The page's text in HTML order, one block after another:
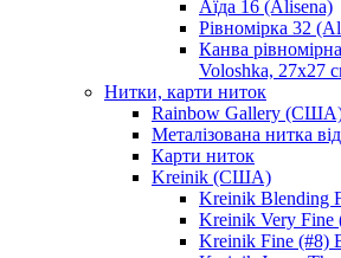
Аїда 16 (Alisena)
Рівномірка 32
Канва
Voloshka, 27х27
Нитки, карти ниток
Rainbow Gallery
Металізована нитка
Карти ниток
Kreinik (США)
Kreinik Blending
Kreinik Very Fine
Kreinik Fine (#8)